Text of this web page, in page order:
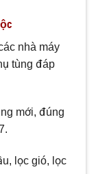
nhà máy
tùng đáp
mới, đúng
lọc gió, lọc